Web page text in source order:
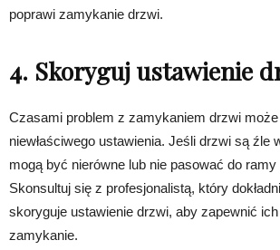
poprawi zamykanie drzwi.
4. Skoryguj ustawienie
Czasami problem z zamykaniem drzwi
niewłaściwego ustawienia. Jeśli drzwi są źle
mogą być nierówne lub nie pasować do
Skonsultuj się z profesjonalistą, który
skoryguje ustawienie drzwi, aby zapewnić ich
zamykanie.